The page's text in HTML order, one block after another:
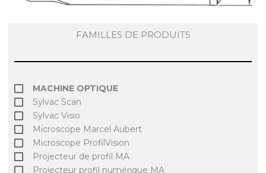
FAMILLES DE PRODUITS
MACHINE OPTIQUE
Sylvac Scan
Sylvac Visio
Microscope Marcel Aubert
Microscope ProfilVision
Projecteur de profil MA
Projecteur profil numérique MA